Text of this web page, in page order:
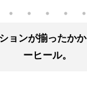
ョンが揃ったか
ーヒール。